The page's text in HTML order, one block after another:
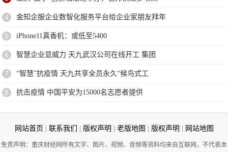
4 金知企服企业数智化服务平台给企业家朋友拜年
5 iPhone11真香机：或低至5400
6 智慧企业显威力 天九武汉公司在线开工 集团
7 “智慧”抗疫情 天九共享全员永久“候鸟式工
8 抗击疫情 中国平安为15000名志愿者提供
网站首页 联系我们 版权声明 老版地图 版权声明 网站地图
免责声明：重庆财经网所有文字、图片、视频、音频等资料均来自互联网，不代表本